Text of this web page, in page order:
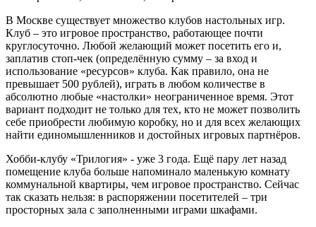
В Москве существует множество клубов настольных игр.
Клуб – это игровое пространство, работающее почти
круглосуточно. Любой желающий может посетить его и,
заплатив стоп-чек (определённую сумму – за вход и
использование «ресурсов» клуба. Как правило, она не
превышает 500 рублей), играть в любом количестве в
абсолютно любые «настолки» неограниченное время. Этот
вариант подходит не только для тех, кто не может позволить
себе приобрести любимую коробку, но и для всех желающих
найти единомышленников и достойных игровых партнёров.
Хобби-клубу «Трилогия» - уже 3 года. Ещё пару лет назад
помещение клуба больше напоминало маленькую комнату
коммунальной квартиры, чем игровое пространство. Сейчас
так сказать нельзя: в распоряжении посетителей – три
просторных зала с заполненными играми шкафами.